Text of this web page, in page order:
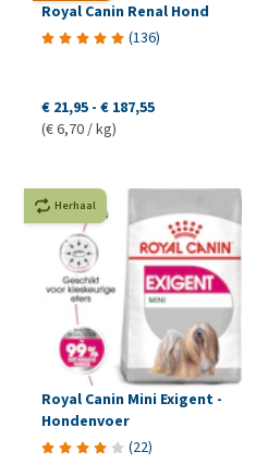
Royal Canin Renal Hond
(136)
€ 21,95 - € 187,55
(€ 6,70 / kg)
Herhaal
Royal Canin Mini Exigent -
Hondenvoer
(22)